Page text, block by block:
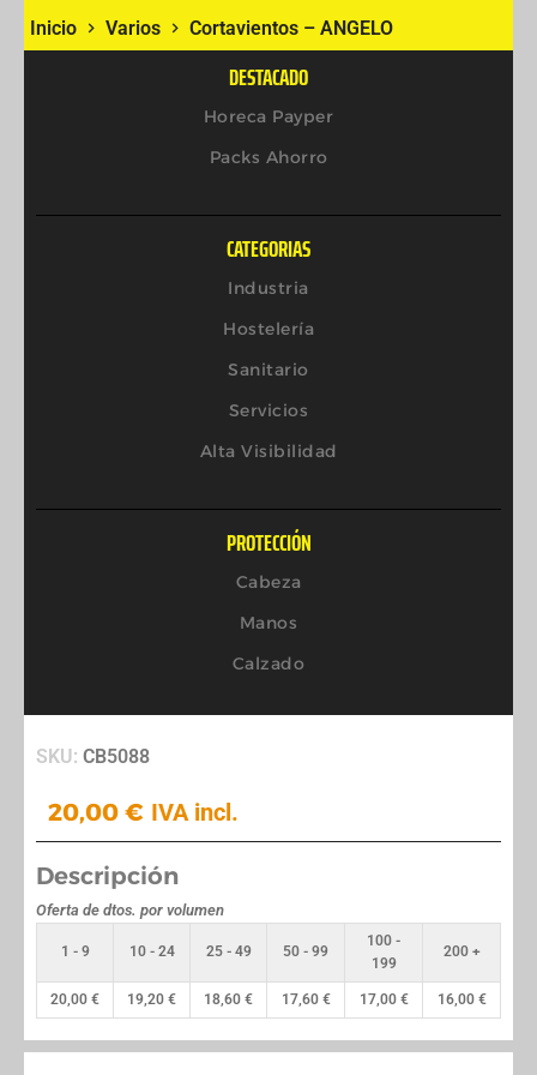
Inicio Varios Cortavientos – ANGELO
DESTACADO
Horeca Payper
Packs Ahorro
CATEGORIAS
Industria
Hostelería
Sanitario
Servicios
Alta Visibilidad
PROTECCIÓN
Cabeza
Manos
Calzado
SKU: CB5088
20,00 € IVA incl.
Descripción
Oferta de dtos. por volumen
1 - 9 10 - 24 25 - 49 50 - 99
100 -
199
200 +
20,00 € 19,20 € 18,60 € 17,60 € 17,00 € 16,00 €